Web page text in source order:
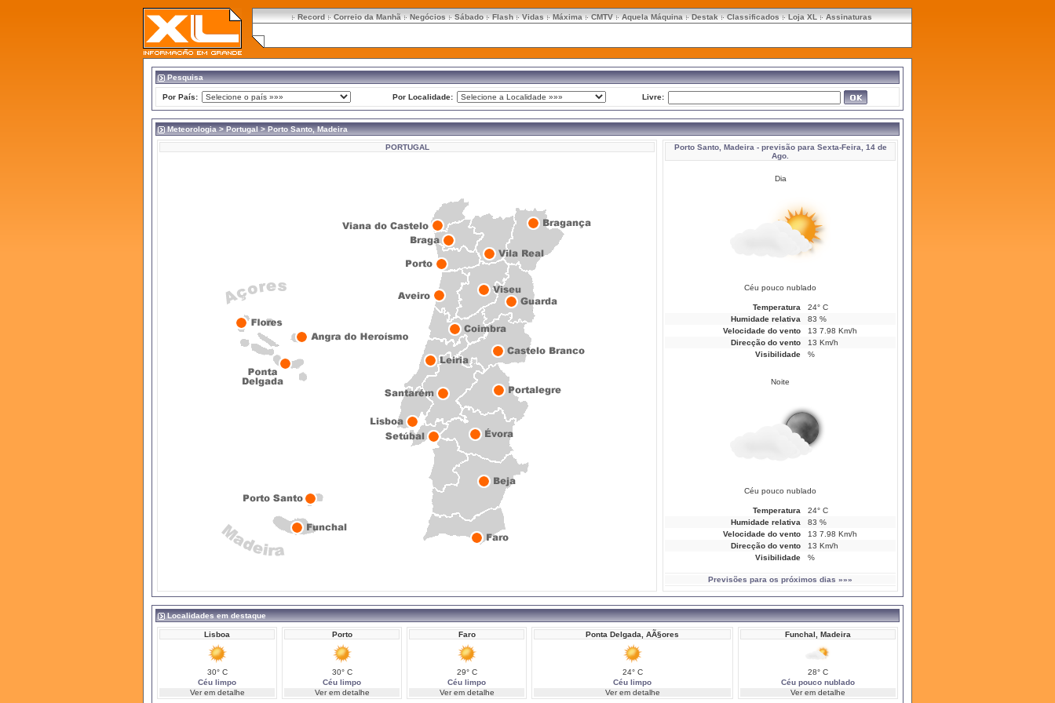
Record Correio da Manhã Negócios Sábado Flash Vidas Máxima CMTV Aquela Máquina Destak Classificados Loja XL Assinaturas
Pesquisa
Por País: Por Localidade: Livre:
Meteorologia>Portugal> Porto Santo, Madeira
PORTUGAL Porto Santo, Madeira - previsão para Sexta-Feira, 14 de
Ago.
Dia
Céu pouco nublado
Temperatura
24° C
Humidade relativa
83 %
Velocidade do vento
13 7.98 Km/h
Direcção do vento
13 Km/h
Visibilidade
%
Noite
Céu pouco nublado
Temperatura
24° C
Humidade relativa
83 %
Velocidade do vento
13 7.98 Km/h
Direcção do vento
13 Km/h
Visibilidade
%
Previsões para os próximos dias »»»
Localidades em destaque
Lisboa
30° C
Céu limpo
Ver em detalhe
Porto
30° C
Céu limpo
Ver em detalhe
Faro
29° C
Céu limpo
Ver em detalhe
Ponta Delgada, AÃ§ores
24° C
Céu limpo
Ver em detalhe
Funchal, Madeira
28° C
Céu pouco nublado
Ver em detalhe